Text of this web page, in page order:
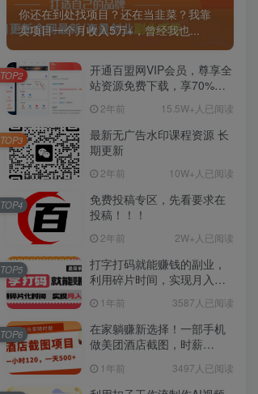
你还在到处找项目？还在当韭菜？我靠
卖项目一个月收入5万+，曾经我也...
开通百盟网VIP会员，尊享全
站资源免费下载，享70%的
惠】2年前 15.5W+人已阅读
TOP2
最新无广告水印课程资源 长
期更新
2年前 10W+人已阅读
TOP3
免费投稿专区，先看要求在
投稿！！！
2年前 2W+人已阅读
TOP4
打字打码就能赚钱的副业，
利用碎片时间，实现月入过
1年前 3587人已阅读
TOP5
在家躺赚新选择！一部手机
做美团酒店截图，时薪
1年前 3497人已阅读
TOP6